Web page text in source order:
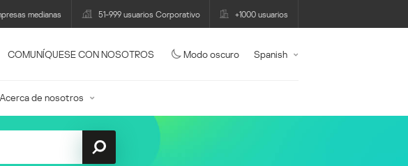
medianas 51-999 usuarios Corporativo +1000 usuarios
COMUNÍQUESE CON NOSOTROS Modo oscuro Spanish
Acerca de nosotros